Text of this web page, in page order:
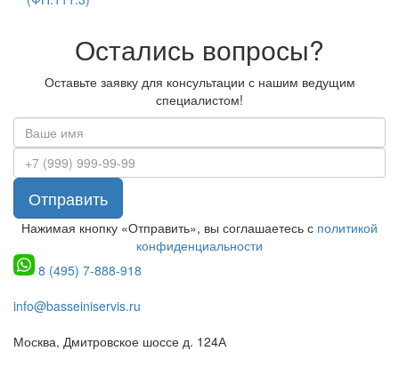
Остались вопросы?
Оставьте заявку для консультации с нашим ведущим
специалистом!
Отправить
Нажимая кнопку «Отправить», вы соглашаетесь с политикой
конфиденциальности
8 (495) 7-888-918
info@basseiniservis.ru
Москва, Дмитровское шоссе д. 124А